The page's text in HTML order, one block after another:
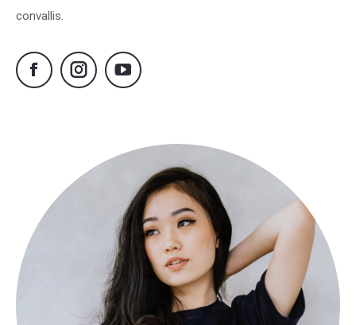
convallis.
FacebookInstagramYouTube